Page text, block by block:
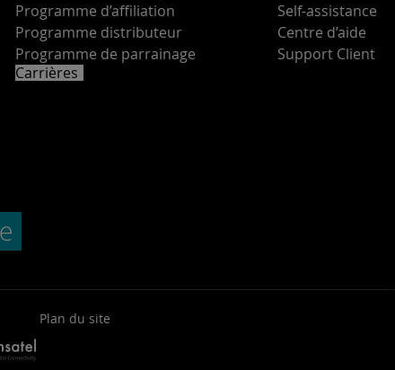
Programme d’affiliation
Programme distributeur
Programme de parrainage
Carrières
Self-assistance
Centre d’aide
Support Client
Plan du site